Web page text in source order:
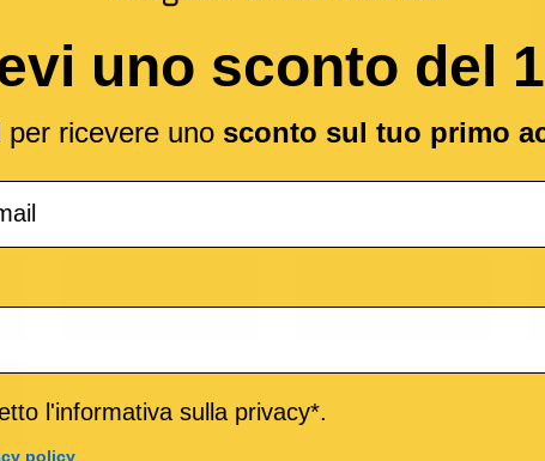
uno sconto del
ricevere uno sconto sul tuo primo
l'informativa sulla privacy*.
policy